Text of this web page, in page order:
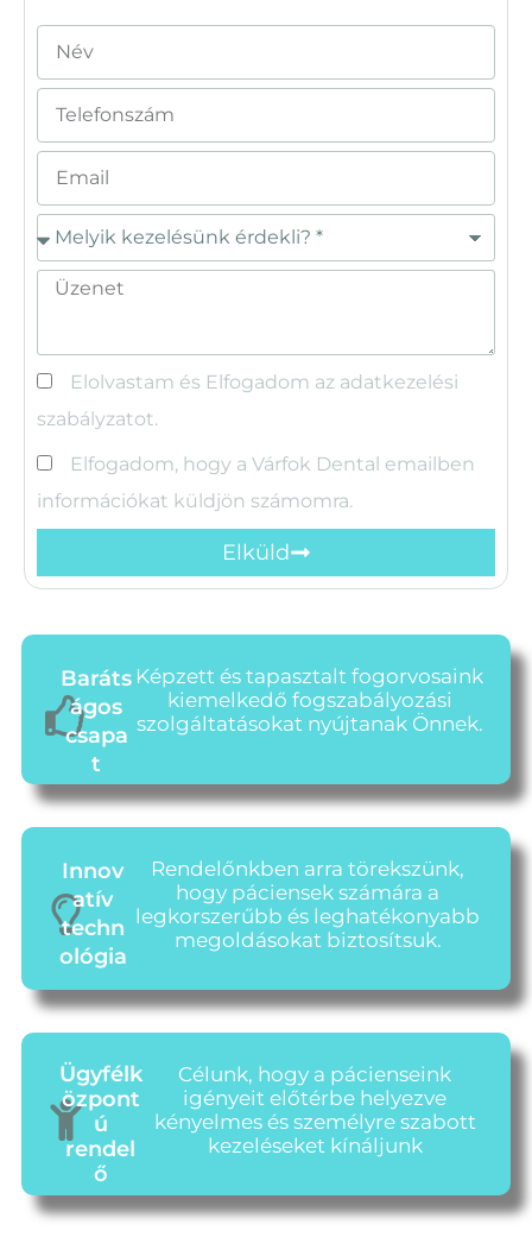
Elolvastam és Elfogadom az adatkezelési
szabályzatot.
Elfogadom, hogy a Várfok Dental emailben
információkat küldjön számomra.
Elküld
Baráts
ágos
csapa
t
Képzett és tapasztalt fogorvosaink
kiemelkedő fogszabályozási
szolgáltatásokat nyújtanak Önnek.
Innov
atív
techn
ológia
Rendelőnkben arra törekszünk,
hogy páciensek számára a
legkorszerűbb és leghatékonyabb
megoldásokat biztosítsuk.
Ügyfélk
özpont
ú
rendel
ő
Célunk, hogy a pácienseink
igényeit előtérbe helyezve
kényelmes és személyre szabott
kezeléseket kínáljunk